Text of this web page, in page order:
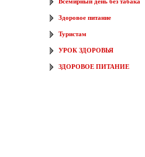
Всемирный день без табака
Здоровое питание
Туристам
УРОК ЗДОРОВЬЯ
ЗДОРОВОЕ ПИТАНИЕ